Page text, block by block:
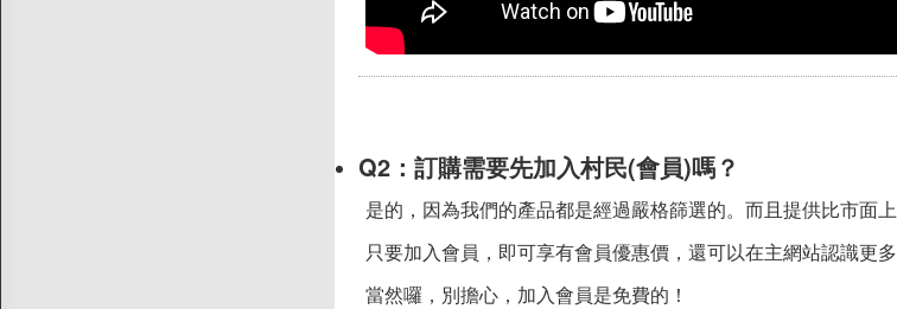
Q2： 訂購需要先加入村民(會員)嗎？
是的，因為我們的產品都是經過嚴格篩選的。而且提供比市面
只要加入會員，即可享有會員優惠價，還可以在主網站認識更
當然囉，別擔心，加入會員是免費的！